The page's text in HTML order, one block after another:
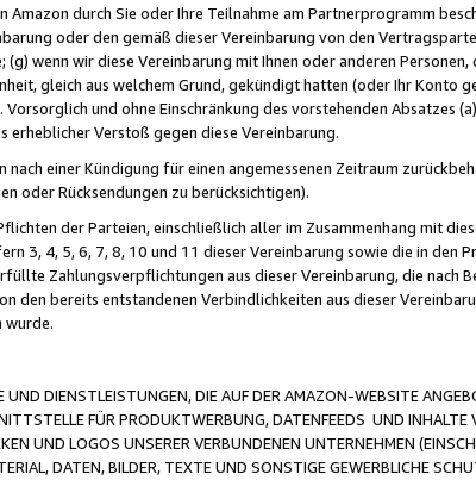
Amazon durch Sie oder Ihre Teilnahme am Partnerprogramm
oder den gemäß dieser Vereinbarung von den
wenn wir diese Vereinbarung mit Ihnen oder anderen Personen,
gleich aus welchem Grund, gekündigt hatten (oder Ihr Konto
und ohne Einschränkung des vorstehenden Absatzes
Verstoß gegen diese Vereinbarung.
einer Kündigung für einen angemessenen Zeitraum
oder Rücksendungen zu berücksichtigen).
der Parteien, einschließlich aller im Zusammenhang mit
3, 4, 5, 6, 7, 8, 10 und 11 dieser Vereinbarung sowie die in den
Zahlungsverpflichtungen aus dieser Vereinbarung, die nach
den bereits entstandenen Verbindlichkeiten aus dieser
wurde.
DIENSTLEISTUNGEN, DIE AUF DER AMAZON-WEBSITE
FÜR PRODUKTWERBUNG, DATENFEEDS UND
UND LOGOS UNSERER VERBUNDENEN UNTERNEHMEN
DATEN, BILDER, TEXTE UND SONSTIGE GEWERBLICHE